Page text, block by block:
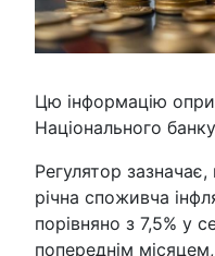
Цю інформацію
Національного
Регулятор
річна споживча
порівняно з 7,5% у
попереднім